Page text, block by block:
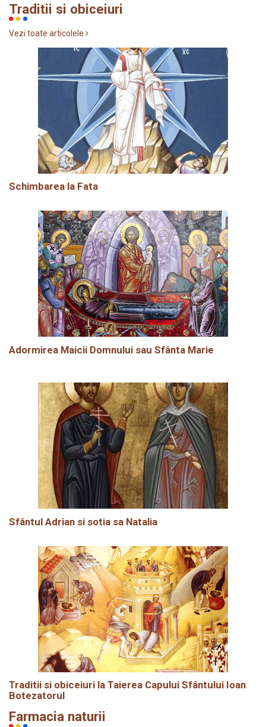
Traditii si obiceiuri
Vezi toate articolele
Schimbarea la Fata
Adormirea Maicii Domnului sau Sfânta Marie
Sfântul Adrian si sotia sa Natalia
Traditii si obiceiuri la Taierea Capului Sfântului Ioan
Botezatorul
Farmacia naturii